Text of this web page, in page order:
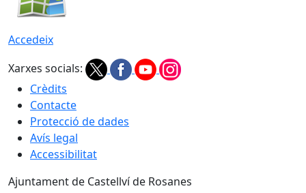
Accedeix
Xarxes socials:
Crèdits
Contacte
Protecció de dades
Avís legal
Accessibilitat
Ajuntament de Castellví de Rosanes